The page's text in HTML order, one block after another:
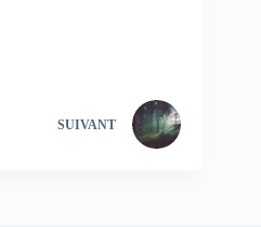
SUIVANT